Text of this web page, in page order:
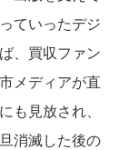
ていったデジ
、買収ファン
メディアが直
も見放され、
消滅した後の